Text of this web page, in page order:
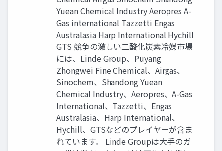
Yuean Chemical Industry Aeropres A-
Gas international Tazzetti Engas
Australasia Harp International Hychill
GTS 競争の激しい二酸化炭素冷媒市場
には、Linde Group、Puyang
Zhongwei Fine Chemical、Airgas、
Sinochem、Shandong Yuean
Chemical Industry、Aeropres、A-Gas
International、Tazzetti、Engas
Australasia、Harp International、
Hychill、GTSなどのプレイヤーが含ま
れています。 Linde Groupは大手のガ